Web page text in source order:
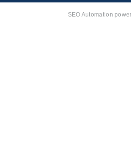
SEO Automation